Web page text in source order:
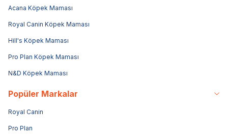
Acana Köpek Maması
Royal Canin Köpek Maması
Hill's Köpek Maması
Pro Plan Köpek Maması
N&D Köpek Maması
Popüler Markalar
Royal Canin
Pro Plan